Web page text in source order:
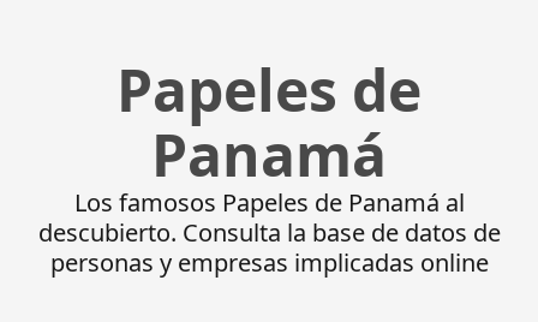
Papeles de
Panamá
Los famosos Papeles de Panamá al
descubierto. Consulta la base de datos de
personas y empresas implicadas online